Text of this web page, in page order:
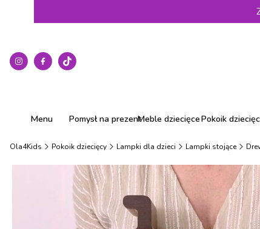
Menu Pomysł na prezentMeble dziecięcePokoik
Ola4Kids Pokoik dziecięcy Lampki dla dzieci Lampki stojące